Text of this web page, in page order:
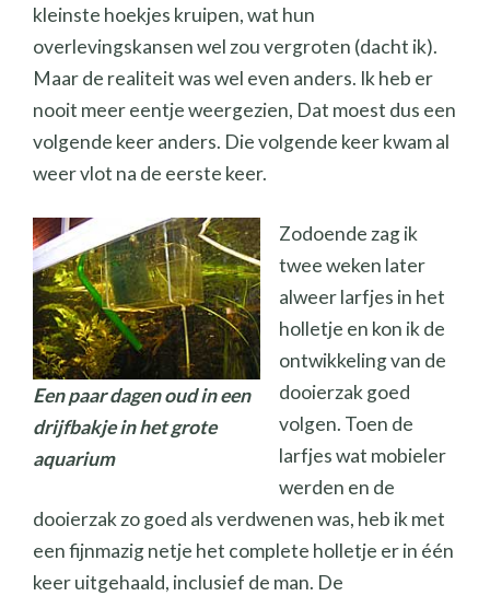
kleinste hoekjes kruipen, wat hun
overlevingskansen wel zou vergroten (dacht ik).
Maar de realiteit was wel even anders. Ik heb er
nooit meer eentje weergezien, Dat moest dus een
volgende keer anders. Die volgende keer kwam al
weer vlot na de eerste keer.
Een paar dagen oud in een
drijfbakje in het grote
aquarium
Zodoende zag ik
twee weken later
alweer larfjes in het
holletje en kon ik de
ontwikkeling van de
dooierzak goed
volgen. Toen de
larfjes wat mobieler
werden en de
dooierzak zo goed als verdwenen was, heb ik met
een fijnmazig netje het complete holletje er in één
keer uitgehaald, inclusief de man. De